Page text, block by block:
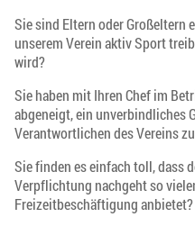
Sie sind Eltern oder Großeltern
unserem Verein aktiv Sport
wird?
Sie haben mit Ihren Chef im
abgeneigt, ein unverbindliches
Verantwortlichen des Vereins
Sie finden es einfach toll, dass
Verpflichtung nachgeht so
Freizeitbeschäftigung anbietet?